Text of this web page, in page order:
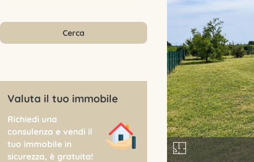
Cerca
Valuta il tuo immobile
Richiedi una
consulenza e vendi il
tuo immobile in
sicurezza, è gratuita!